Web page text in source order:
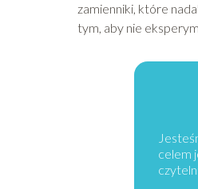
zamienniki, które
tym, aby nie
celem